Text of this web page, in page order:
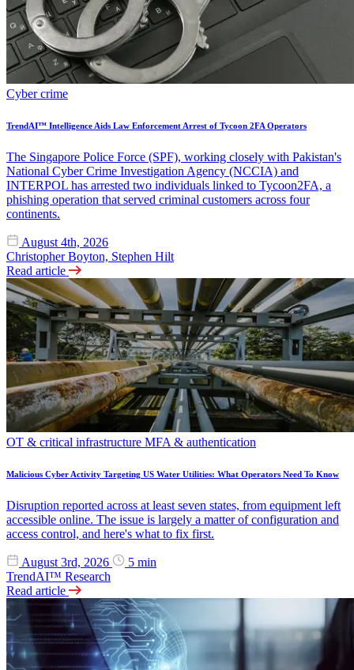
Cyber crime
TrendAI™ Intelligence Aids Law Enforcement Arrest of Tycoon 2FA Operators
The Singapore Police Force (SPF), working closely with Pakistan's
National Cyber Crime Investigation Agency (NCCIA) and
INTERPOL has arrested two individuals linked to Tycoon2FA, a
phishing operation that served criminal customers across four
continents.
August 4th, 2026
Christopher Boyton, Stephen Hilt
Read article
OT & critical infrastructure MFA & authentication
Malicious Cyber Activity Targeting US Water Utilities: What Operators Need To Know
Disruption reported across at least seven states, from equipment left
accessible online. The issue is largely a matter of configuration and
access control, and here's what to fix first.
August 3rd, 2026
5 min
TrendAI™ Research
Read article